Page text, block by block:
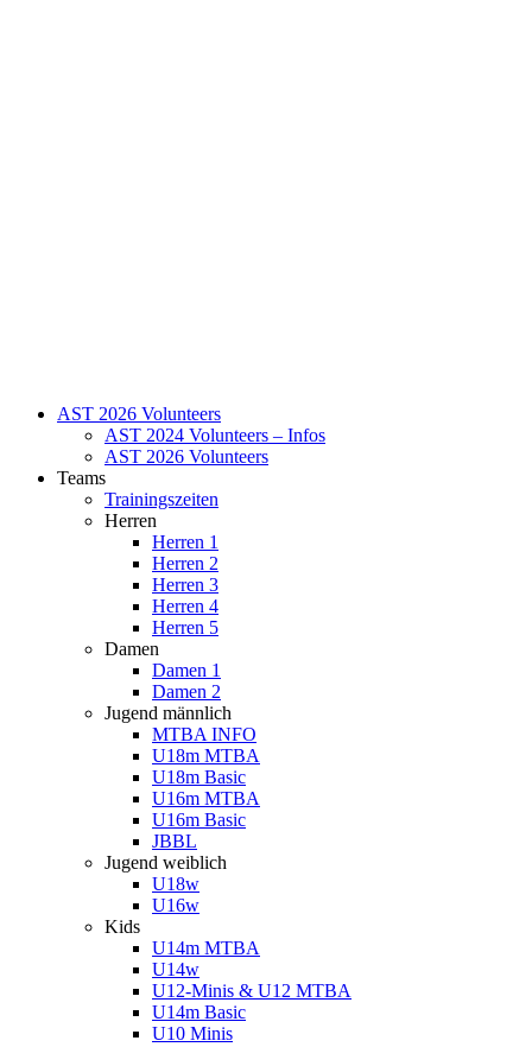
AST 2026 Volunteers
AST 2024 Volunteers – Infos
AST 2026 Volunteers
Teams
Trainingszeiten
Herren
Herren 1
Herren 2
Herren 3
Herren 4
Herren 5
Damen
Damen 1
Damen 2
Jugend männlich
MTBA INFO
U18m MTBA
U18m Basic
U16m MTBA
U16m Basic
JBBL
Jugend weiblich
U18w
U16w
Kids
U14m MTBA
U14w
U12-Minis & U12 MTBA
U14m Basic
U10 Minis